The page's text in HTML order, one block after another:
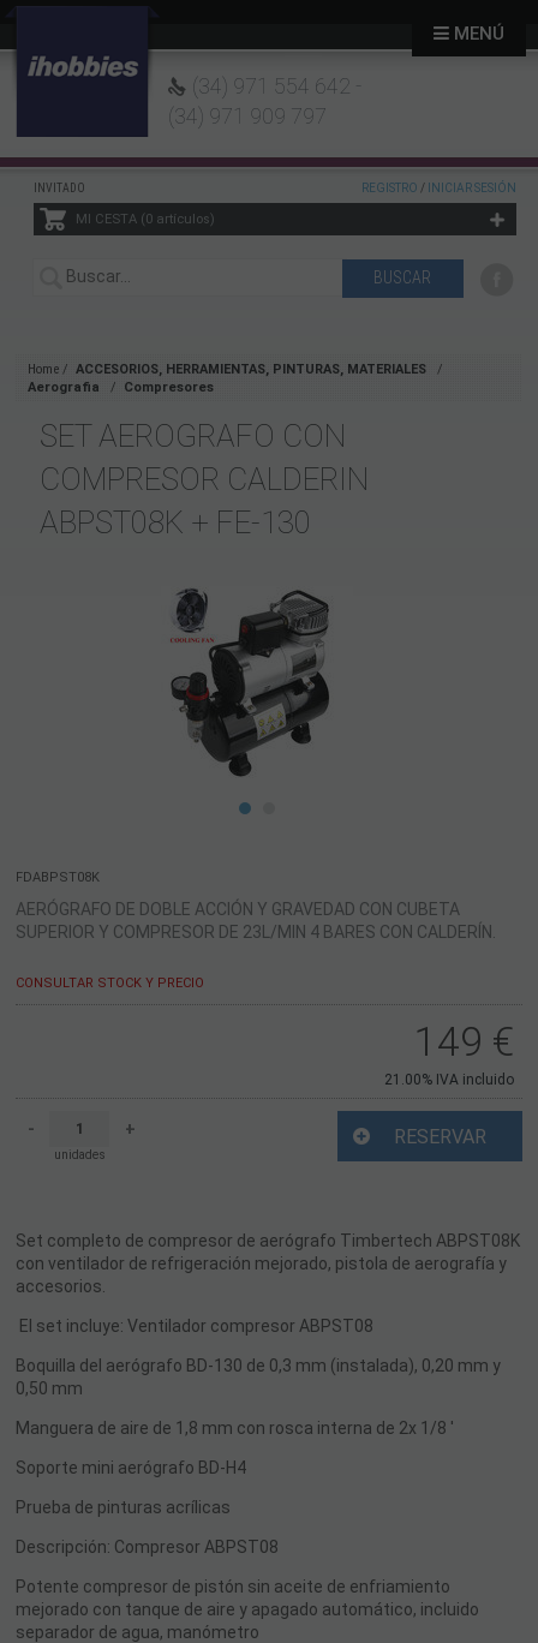
(34) 971 554 642 -
(34) 971 909 797
INVITADO REGISTRO / INICIAR SESIÓN
MI CESTA 0artículos
MENÚ
Home
ACCESORIOS, HERRAMIENTAS, PINTURAS, MATERIALES
Aerografia
Compresores
SET AEROGRAFO CON
COMPRESOR CALDERIN
ABPST08K + FE-130
FDABPST08K
AERÓGRAFO DE DOBLE ACCIÓN Y GRAVEDAD CON CUBETA
SUPERIOR Y COMPRESOR DE 23L/MIN 4 BARES CON CALDERÍN.
CONSULTAR STOCK Y PRECIO
149 €
21.00% IVA incluido
-
unidades
+ RESERVAR
Set completo de compresor de aerógrafo Timbertech ABPST08K
con ventilador de refrigeración mejorado, pistola de aerografía y
accesorios.
El set incluye: Ventilador compresor ABPST08
Boquilla del aerógrafo BD-130 de 0,3 mm (instalada), 0,20 mm y
0,50 mm
Manguera de aire de 1,8 mm con rosca interna de 2x 1/8 '
Soporte mini aerógrafo BD-H4
Prueba de pinturas acrílicas
Descripción: Compresor ABPST08
Potente compresor de pistón sin aceite de enfriamiento
mejorado con tanque de aire y apagado automático, incluido
separador de agua, manómetro